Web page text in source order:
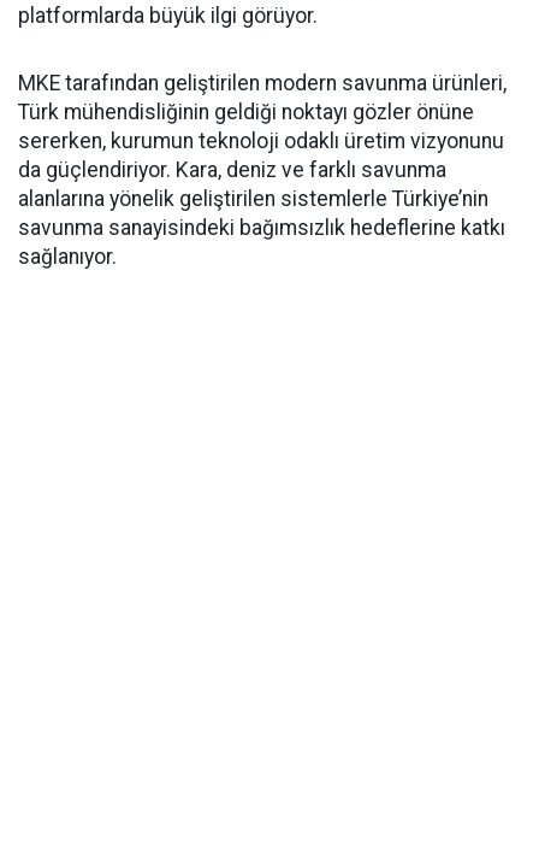
platformlarda büyük ilgi görüyor.
MKE tarafından geliştirilen modern savunma ürünleri,
Türk mühendisliğinin geldiği noktayı gözler önüne
sererken, kurumun teknoloji odaklı üretim vizyonunu
da güçlendiriyor. Kara, deniz ve farklı savunma
alanlarına yönelik geliştirilen sistemlerle Türkiye’nin
savunma sanayisindeki bağımsızlık hedeflerine katkı
sağlanıyor.